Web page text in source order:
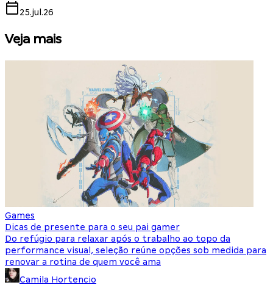
25.jul.26
Veja mais
Games
Dicas de presente para o seu pai gamer
Do refúgio para relaxar após o trabalho ao topo da
performance visual, seleção reúne opções sob medida para
renovar a rotina de quem você ama
Camila Hortencio